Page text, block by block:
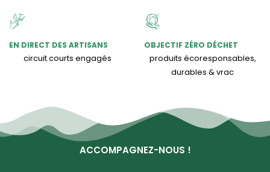
EN DIRECT DES ARTISANS
circuit courts engagés
OBJECTIF ZÉRO DÉCHET
produits écoresponsables,
durables & vrac
ACCOMPAGNEZ-NOUS !